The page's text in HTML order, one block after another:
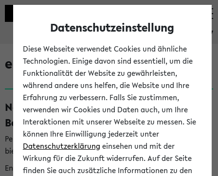
eKVV
eKVV News
Nachhaltigkeitspreis 2026:
Bewerbungsphase gestartet (06.08.26)
Per E-Mail eingestellt von nachhaltigkeitsbuero@uni-
bielefeld.de an den Verteiler 'Alle Studierenden':
English version below
Datenschutzeinstellung
Diese Webseite verwendet Cookies und ähnliche
Technologien. Einige davon sind essentiell, um die
Funktionalität der Website zu gewährleisten,
während andere uns helfen, die Website und Ihre
Erfahrung zu verbessern. Falls Sie zustimmen,
verwenden wir Cookies und Daten auch, um Ihre
Interaktionen mit unserer Webseite zu messen. Sie
können Ihre Einwilligung jederzeit unter
Datenschutzerklärung einsehen und mit der
Wirkung für die Zukunft widerrufen. Auf der Seite
finden Sie auch zusätzliche Informationen zu den